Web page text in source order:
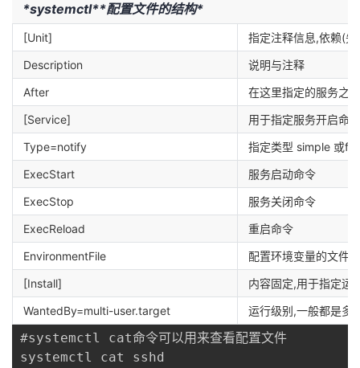
*systemctl**配置文件的结构*
[Unit]
指定注释信息,依赖(先
Description
说明与注释
After
在这里指定的服务之
[Service]
用于指定服务开启命
Type=notify
指定类型 simple 或
ExecStart
服务启动命令
ExecStop
服务关闭命令
ExecReload
重启命令
EnvironmentFile
配置环境变量的文件(
[Install]
内容固定,用于指定运
WantedBy=multi-user.target
运行级别,一般都是多
#systemctl cat命令可以用来查看配置文件
systemctl cat sshd